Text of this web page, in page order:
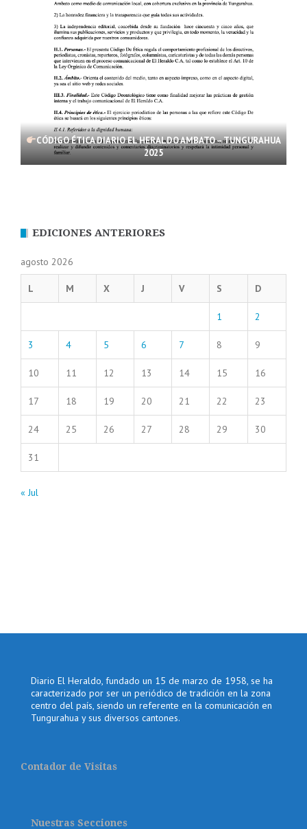
CÓDIGO ÉTICA DIARIO EL HERALDO AMBATO – TUNGURAHUA
2025
EDICIONES ANTERIORES
agosto 2026
L M X J V S D
1 2
3 4 5 6 7 8 9
10 11 12 13 14 15 16
17 18 19 20 21 22 23
24 25 26 27 28 29 30
31
« Jul
Diario El Heraldo, fundado un 15 de marzo de 1958, se ha
caracterizado por ser un periódico de tradición en la zona
centro del país, siendo un referente en la comunicación en
Tungurahua y sus diversos cantones.
Contador de Visitas
Nuestras Secciones